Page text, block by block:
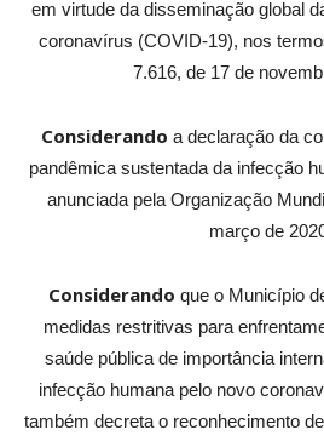
em virtude da disseminação global
coronavírus (COVID-19), nos
7.616, de 17 de
Considerando a declaração da
pandêmica sustentada da infecção
anunciada pela Organização
março de
Considerando que o Município
medidas restritivas para
saúde pública de importância
infecção humana pelo novo
também decreta o reconhecimento